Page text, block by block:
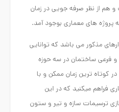
از نظر صرفه جویی در زمان
پروژه های معماری بوجود آمد.
مذکور می باشد که توانایی
فرعی ساختمان در سه حوزه
کوتاه ترین زمان ممکن و با
فراهم میکنید که در این
ترسیمات سازه و تیر و ستون